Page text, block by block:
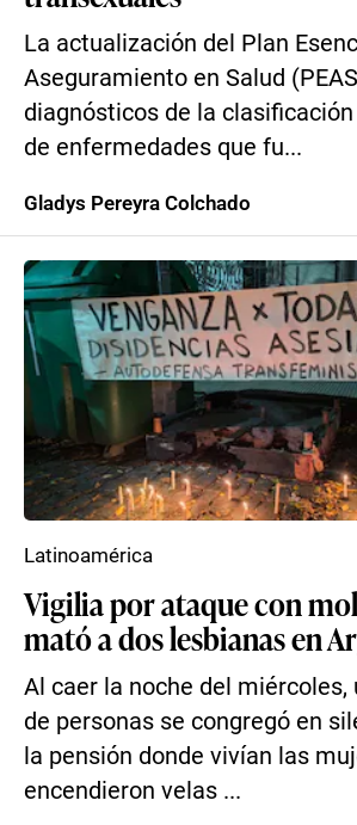
La actualización del Plan
Aseguramiento en Salud
diagnósticos de la
de enfermedades que fu...
Gladys Pereyra Colchado
Vigilia por ataque con
mató a dos lesbianas en
Al caer la noche del miércoles,
de personas se congregó en
la pensión donde vivían las
encendieron velas ...
Latinoamérica